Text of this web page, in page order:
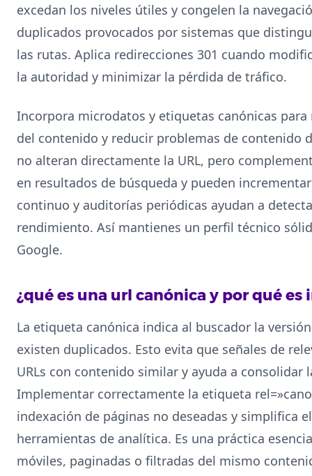
excedan los niveles útiles y congelen la
duplicados provocados por sistemas que
las rutas. Aplica redirecciones 301 cuando
la autoridad y minimizar la pérdida de tráfico.
Incorpora microdatos y etiquetas canónicas
del contenido y reducir problemas de contenido
no alteran directamente la URL, pero
en resultados de búsqueda y pueden
continuo y auditorías periódicas ayudan a
rendimiento. Así mantienes un perfil técnico
Google.
¿qué es una url canónica y por qué
La etiqueta canónica indica al buscador la
existen duplicados. Esto evita que señales de
URLs con contenido similar y ayuda a
Implementar correctamente la etiqueta
indexación de páginas no deseadas y simplifica
herramientas de analítica. Es una práctica
móviles, paginadas o filtradas del mismo